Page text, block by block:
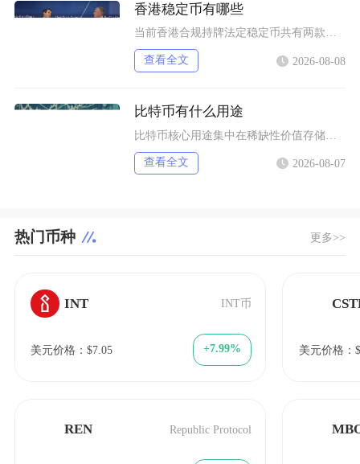
香港稳定币有哪些
当前香港合规持牌法定稳定币共有两款规划落地产品，分别是碇点金融推出的港元合规稳定币HKDA
查看全文 2026-08-08
比特币有什么用途
查看全文 2026-08-07
热门币种 更多>>
INT INT币
美元价格：$7.05 +7.99%
REN Republic Protocol
美元价格：